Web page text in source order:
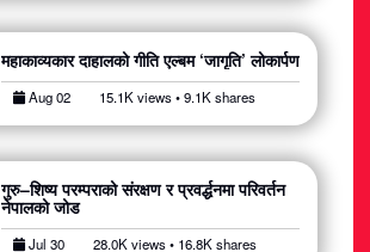
महाकाव्यकार दाहालको गीति एल्बम ‘जागृति’ लोकार्पण
Aug 02 15.1K views • 9.1K shares
गुरु–शिष्य परम्पराको संरक्षण र प्रवर्द्धनमा परिवर्तन
नेपालको जोड
Jul 30 28.0K views • 16.8K shares